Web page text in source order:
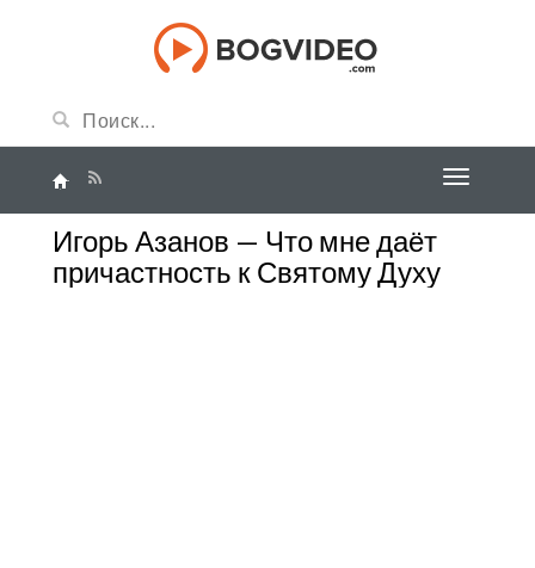
Игорь Азанов — Что мне даёт
причастность к Святому Духу